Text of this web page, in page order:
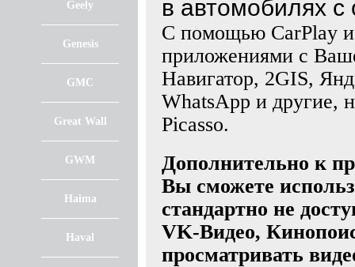
Geely
Genesis
GMC
Great Wall
GWM
Haima
Haval
в автомобилях
С помощью CarPlay и
приложениями с
Навигатор, 2GIS,
WhatsApp и другие,
Picasso.
Дополнительно к
Вы сможете
стандартно не
VK-Видео,
просматривать